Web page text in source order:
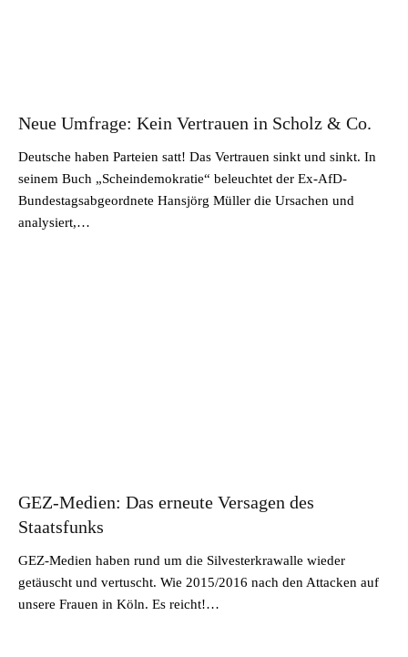
Neue Umfrage: Kein Vertrauen in Scholz & Co.
Deutsche haben Parteien satt! Das Vertrauen sinkt und sinkt. In
seinem Buch „Scheindemokratie“ beleuchtet der Ex-AfD-
Bundestagsabgeordnete Hansjörg Müller die Ursachen und
analysiert,…
GEZ-Medien: Das erneute Versagen des
Staatsfunks
GEZ-Medien haben rund um die Silvesterkrawalle wieder
getäuscht und vertuscht. Wie 2015/2016 nach den Attacken auf
unsere Frauen in Köln. Es reicht!…